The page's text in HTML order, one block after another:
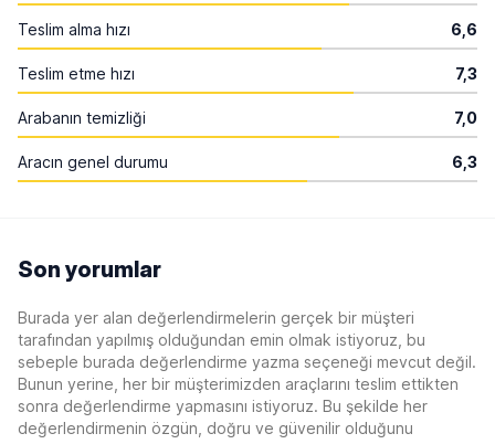
Teslim alma hızı 6,6
Teslim etme hızı 7,3
Arabanın temizliği 7,0
Aracın genel durumu 6,3
Son yorumlar
Burada yer alan değerlendirmelerin gerçek bir müşteri
tarafından yapılmış olduğundan emin olmak istiyoruz, bu
sebeple burada değerlendirme yazma seçeneği mevcut değil.
Bunun yerine, her bir müşterimizden araçlarını teslim ettikten
sonra değerlendirme yapmasını istiyoruz. Bu şekilde her
değerlendirmenin özgün, doğru ve güvenilir olduğunu